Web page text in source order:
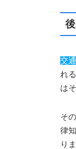
交
れ
は
そ
律
り